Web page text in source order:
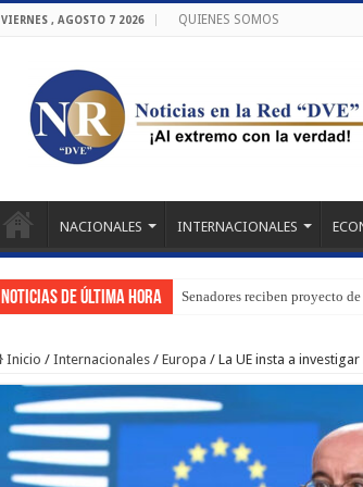
VIERNES , AGOSTO 7 2026 QUIENES SOMOS
NACIONALES INTERNACIONALES
Noticias de última hora Senadores reciben proyecto
Inicio / Internacionales / Europa / La UE insta a